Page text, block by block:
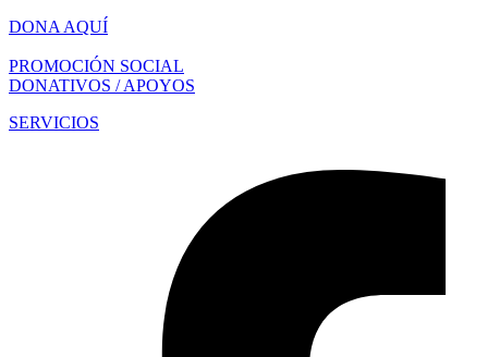
DONA AQUÍ
PROMOCIÓN SOCIAL
DONATIVOS / APOYOS
SERVICIOS